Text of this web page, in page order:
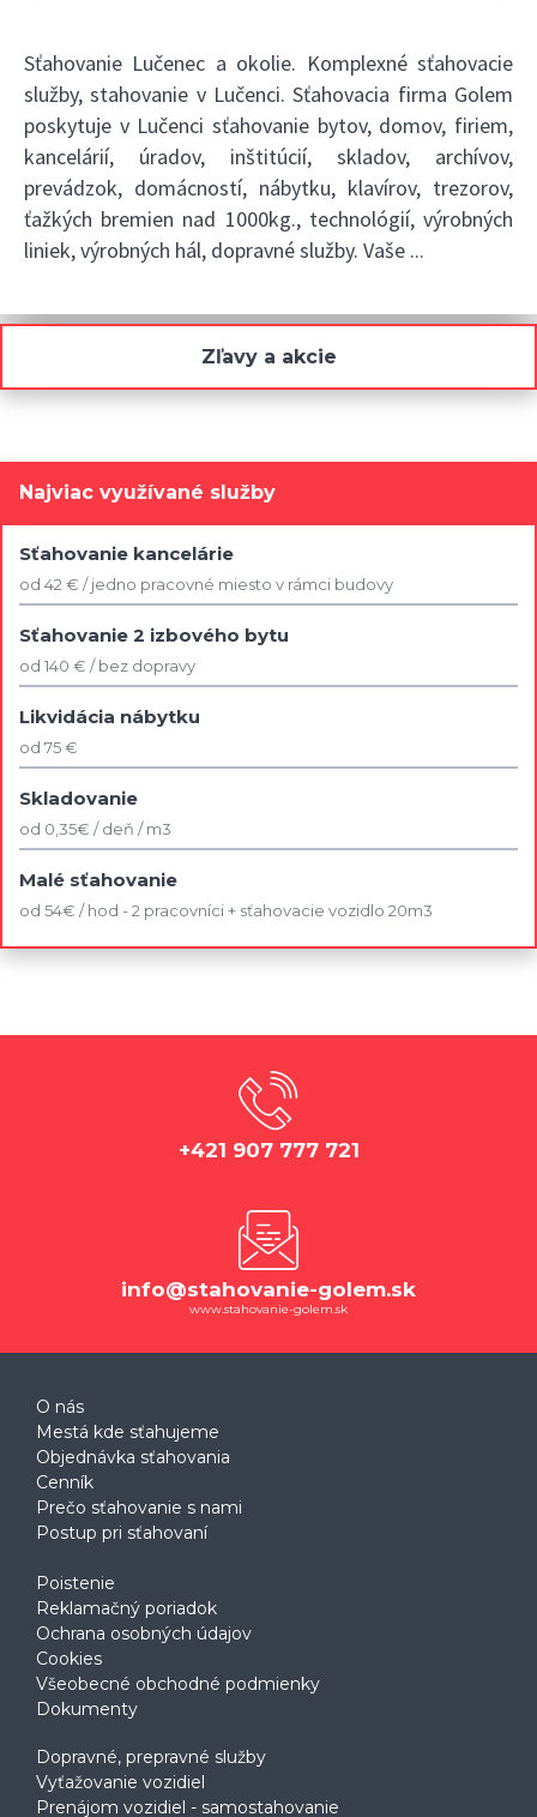
Sťahovanie Lučenec a okolie. Komplexné sťahovacie
služby, stahovanie v Lučenci. Sťahovacia firma Golem
poskytuje v Lučenci sťahovanie bytov, domov, firiem,
kancelárií, úradov, inštitúcií, skladov, archívov,
prevádzok, domácností, nábytku, klavírov, trezorov,
ťažkých bremien nad 1000kg., technológií, výrobných
liniek, výrobných hál, dopravné služby. Vaše ...
Zľavy a akcie
Najviac využívané služby
Sťahovanie kancelárie
od 42 € / jedno pracovné miesto v rámci budovy
Sťahovanie 2 izbového bytu
od 140 € / bez dopravy
Likvidácia nábytku
od 75 €
Skladovanie
od 0,35€ / deň / m3
Malé sťahovanie
od 54€ / hod - 2 pracovníci + sťahovacie vozidlo 20m3
+421 907 777 721
info@stahovanie-golem.sk
www.stahovanie-golem.sk
O nás
Mestá kde sťahujeme
Objednávka sťahovania
Cenník
Prečo sťahovanie s nami
Postup pri sťahovaní
Poistenie
Reklamačný poriadok
Ochrana osobných údajov
Cookies
Všeobecné obchodné podmienky
Dokumenty
Dopravné, prepravné služby
Vyťažovanie vozidiel
Prenájom vozidiel - samostahovanie